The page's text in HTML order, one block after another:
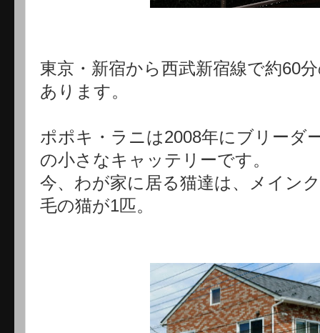
東京・新宿から西武新宿線で約60
あります。
ポポキ・ラニは2008年にブリーダ
の小さなキャッテリーです。
今、わが家に居る猫達は、メイン
毛の猫が1匹。